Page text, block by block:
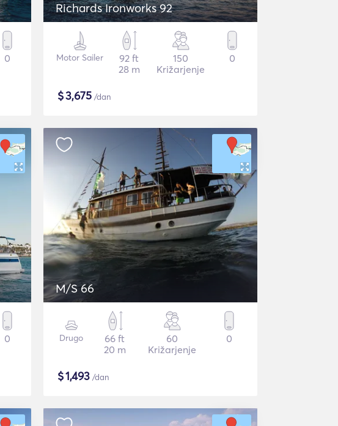
0
Richards Ironworks 92
Motor Sailer
92 ft
28 m
150
Križarjenje
0
$3,675 /dan
0
M/S 66
Drugo
66 ft
20 m
60
Križarjenje
0
$1,493 /dan